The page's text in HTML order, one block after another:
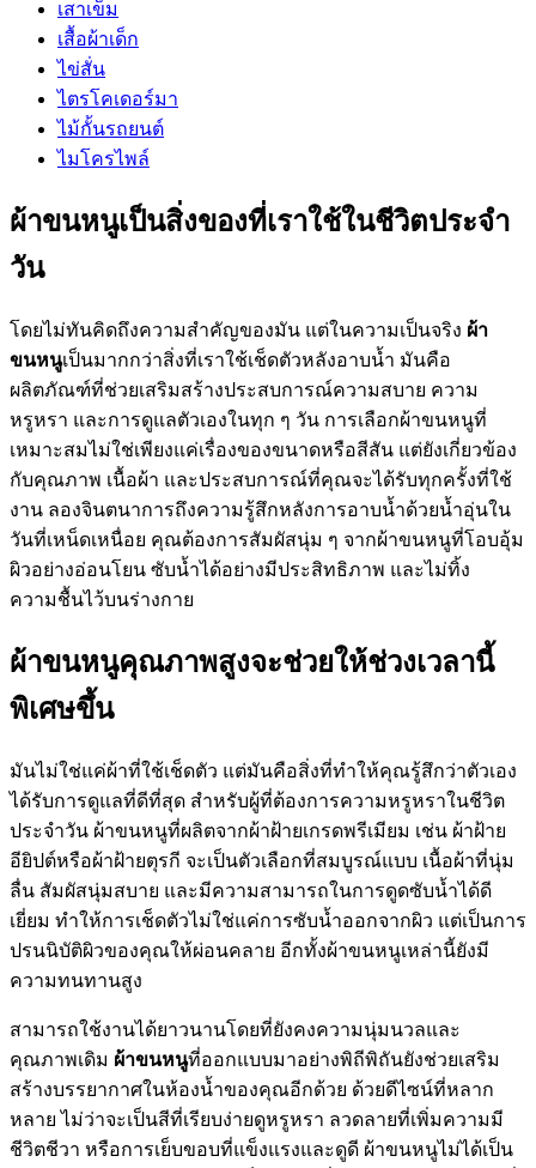
เสาเข็ม
เสื้อผ้าเด็ก
ไข่สั่น
ไตรโคเดอร์มา
ไม้กั้นรถยนต์
ไมโครไพล์
ผ้าขนหนูเป็นสิ่งของที่เราใช้ในชีวิตประจำ
วัน
โดยไม่ทันคิดถึงความสำคัญของมัน แต่ในความเป็นจริง ผ้า
ขนหนูเป็นมากกว่าสิ่งที่เราใช้เช็ดตัวหลังอาบน้ำ มันคือ
ผลิตภัณฑ์ที่ช่วยเสริมสร้างประสบการณ์ความสบาย ความ
หรูหรา และการดูแลตัวเองในทุก ๆ วัน การเลือกผ้าขนหนูที่
เหมาะสมไม่ใช่เพียงแค่เรื่องของขนาดหรือสีสัน แต่ยังเกี่ยวข้อง
กับคุณภาพ เนื้อผ้า และประสบการณ์ที่คุณจะได้รับทุกครั้งที่ใช้
งาน ลองจินตนาการถึงความรู้สึกหลังการอาบน้ำด้วยน้ำอุ่นใน
วันที่เหน็ดเหนื่อย คุณต้องการสัมผัสนุ่ม ๆ จากผ้าขนหนูที่โอบอุ้ม
ผิวอย่างอ่อนโยน ซับน้ำได้อย่างมีประสิทธิภาพ และไม่ทิ้ง
ความชื้นไว้บนร่างกาย
ผ้าขนหนูคุณภาพสูงจะช่วยให้ช่วงเวลานี้
พิเศษขึ้น
มันไม่ใช่แค่ผ้าที่ใช้เช็ดตัว แต่มันคือสิ่งที่ทำให้คุณรู้สึกว่าตัวเอง
ได้รับการดูแลที่ดีที่สุด สำหรับผู้ที่ต้องการความหรูหราในชีวิต
ประจำวัน ผ้าขนหนูที่ผลิตจากผ้าฝ้ายเกรดพรีเมียม เช่น ผ้าฝ้าย
อียิปต์หรือผ้าฝ้ายตุรกี จะเป็นตัวเลือกที่สมบูรณ์แบบ เนื้อผ้าที่นุ่ม
ลื่น สัมผัสนุ่มสบาย และมีความสามารถในการดูดซับน้ำได้ดี
เยี่ยม ทำให้การเช็ดตัวไม่ใช่แค่การซับน้ำออกจากผิว แต่เป็นการ
ปรนนิบัติผิวของคุณให้ผ่อนคลาย อีกทั้งผ้าขนหนูเหล่านี้ยังมี
ความทนทานสูง
สามารถใช้งานได้ยาวนานโดยที่ยังคงความนุ่มนวลและ
คุณภาพเดิม ผ้าขนหนูที่ออกแบบมาอย่างพิถีพิถันยังช่วยเสริม
สร้างบรรยากาศในห้องน้ำของคุณอีกด้วย ด้วยดีไซน์ที่หลาก
หลาย ไม่ว่าจะเป็นสีที่เรียบง่ายดูหรูหรา ลวดลายที่เพิ่มความมี
ชีวิตชีวา หรือการเย็บขอบที่แข็งแรงและดูดี ผ้าขนหนูไม่ได้เป็น